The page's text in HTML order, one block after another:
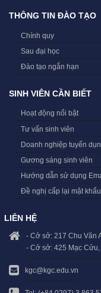
THÔNG TIN ĐÀO TẠO
Chính quy
Sau đại học
Đào tạo ngắn hạn
SINH VIÊN CẦN BIẾT
Hoạt động nổi bật
Tư vấn sinh viên
Doanh nghiệp tuyển
Gương sáng sinh viên
Hướng dẫn sử dụng
Đề nghị cấp lại mật
LIÊN HỆ
- Cở sở: 217 Chu Văn
- Cở sở: 425 Mạc
kgc@kgc.edu.vn